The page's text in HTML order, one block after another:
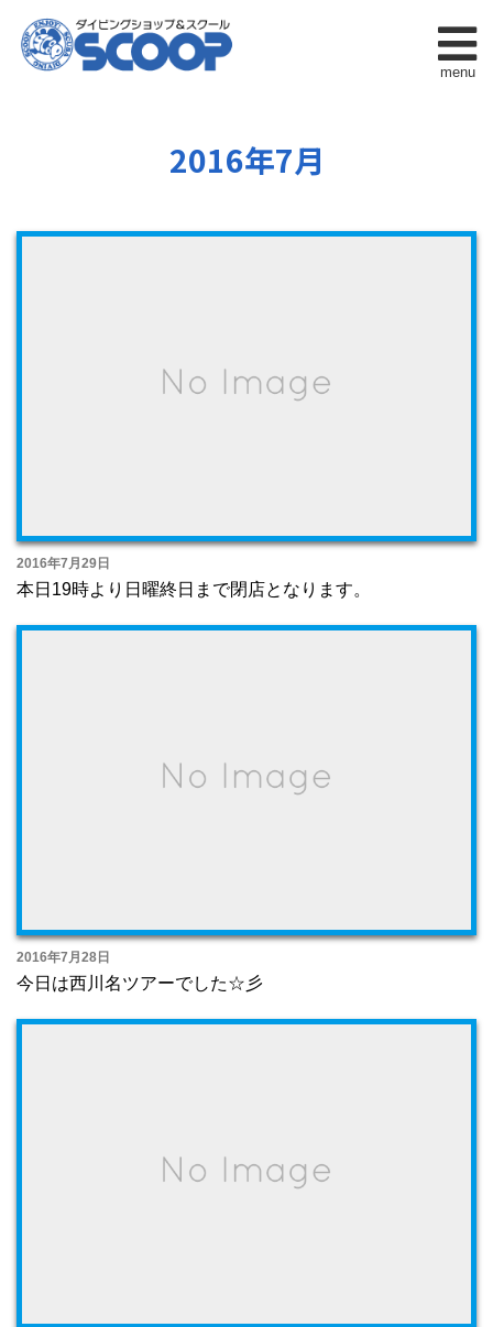
menu
2016年7月
2016年7月29日
本日19時より日曜終日まで閉店となります。
2016年7月28日
今日は西川名ツアーでした☆彡